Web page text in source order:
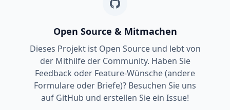
Open Source & Mitmachen
Dieses Projekt ist Open Source und lebt von
der Mithilfe der Community. Haben Sie
Feedback oder Feature-Wünsche (andere
Formulare oder Briefe)? Besuchen Sie uns
auf GitHub und erstellen Sie ein Issue!